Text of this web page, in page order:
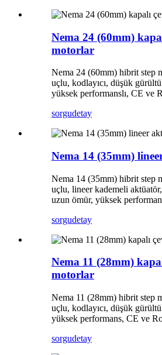
Nema 24 (60mm)
motorlar
Nema 24 (60mm) hibrit step
uçlu, kodlayıcı, düşük
yüksek performanslı, CE ve
sorgudetay
Nema 14 (35mm)
Nema 14 (35mm) hibrit step
uçlu, lineer kademeli
uzun ömür, yüksek
sorgudetay
Nema 11 (28mm)
motorlar
Nema 11 (28mm) hibrit step
uçlu, kodlayıcı, düşük
yüksek performans, CE ve
sorgudetay